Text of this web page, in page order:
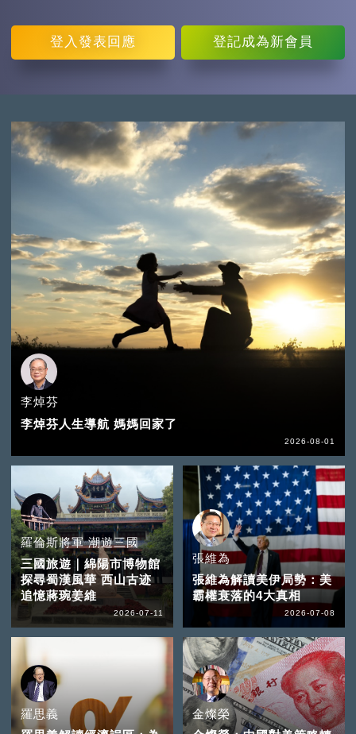
登入 發表回應 登記成為新會員
李焯芬
李焯芬人生導航 媽媽回家了
2026-08-01
羅倫斯將軍 潮遊三國
三國旅遊｜綿陽市博物館
探尋蜀漢風華 西山古迹
追憶蔣琬姜維
2026-07-11
張維為
張維為解讀美伊局勢：美
霸權衰落的4大真相
2026-07-08
羅思義
金燦榮